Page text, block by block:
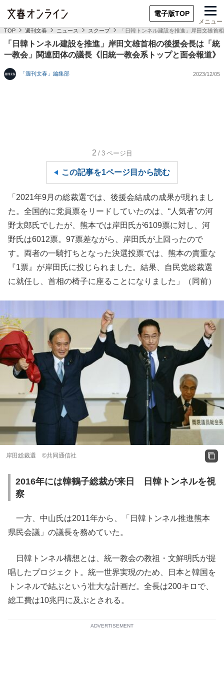
電子版TOP
メニュー
TOP 週刊文春 ニュース スクープ 「日韓トンネル建設を推進」岸田文雄首
「日韓トンネル建設を推進」岸田文雄首相の後援会長は「統
一教会」関連団体の議長《旧統一教会系トップと面会報道》
「週刊文春」編集部 2023/12/05
2 /3 ページ目
この記事を1ページ目から読む
「2021年9月の総裁選では、後援会結成の成果が現れまし
た。全国的に党員票をリードしていたのは、“人気者”の河
野太郎氏でしたが、熊本では岸田氏が6109票に対し、河
野氏は6012票。97票差ながら、岸田氏が上回ったので
す。両者の一騎打ちとなった決選投票では、熊本の貴重な
『1票』が岸田氏に投じられました。結果、自民党総裁選
に就任し、首相の椅子に座ることになりました」（同前）
岸田総裁選 ©共同通信社
2016年には韓鶴子総裁が来日 日韓トンネルを視
察
一方、中山氏は2011年から、「日韓トンネル推進熊本
県民会議」の議長を務めていた。
日韓トンネル構想とは、統一教会の教祖・文鮮明氏が提
唱したプロジェクト。統一世界実現のため、日本と韓国を
トンネルで結ぶという壮大な計画だ。全長は200キロで、
総工費は10兆円に及ぶとされる。
ADVERTISEMENT